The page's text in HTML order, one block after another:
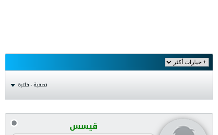
تصفية - فلترة
قيسس